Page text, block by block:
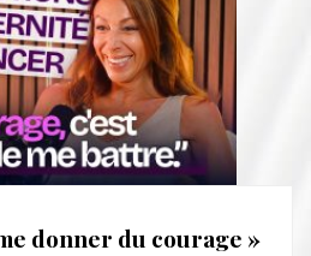
donner du courage »